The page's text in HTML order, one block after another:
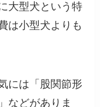
大型犬という特
は小型犬よりも
には「股関節形
などがありま